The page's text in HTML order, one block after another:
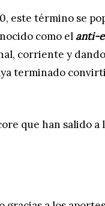
este término se
como el anti-
corriente y
terminado
que han salido a